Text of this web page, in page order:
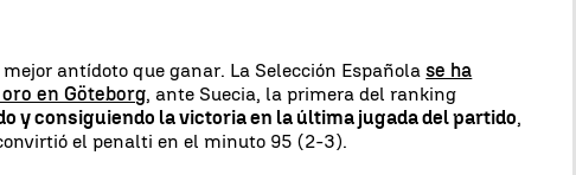
antídoto que ganar. La Selección Españolase ha
en Göteborg, ante Suecia, la primera del ranking
y consiguiendo la victoria en la última jugada del partido,
el penalti en el minuto 95 (2-3).